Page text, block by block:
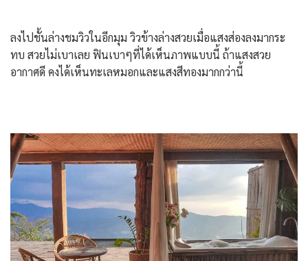
ลงไปชั้นล่างชมวิวในอีกมุม วิวข้างล่างสวยเมื่อแสงส่องลงมากระ
ทบ สวยไม่เบาเลย ฟินเบาๆที่ได้เห็นภาพแบบนี้ ถ้าแสงสวย
อากาศดี คงได้เห็นทะเลหมอกและแสงสีทองมากกว่านี้